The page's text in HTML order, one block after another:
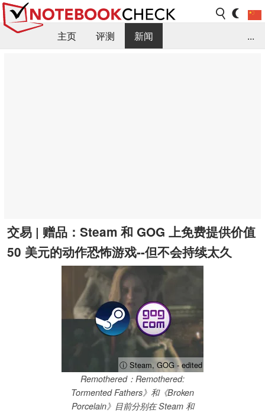
主页 评测
新闻
...
交易 | 赠品：Steam 和 GOG 上免费提供价值
50 美元的动作恐怖游戏--但不会持续太久
ⓘ Steam, GOG - edited
Remothered：Remothered:
Tormented Fathers》和《Broken
Porcelain》目前分别在 Steam 和